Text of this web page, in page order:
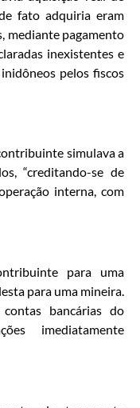
fato adquiria eram
mediante pagamento
inexistentes e
pelos fiscos
simulava a
“creditando-se de
interna, com
para uma
para uma mineira.
bancárias do
imediatamente